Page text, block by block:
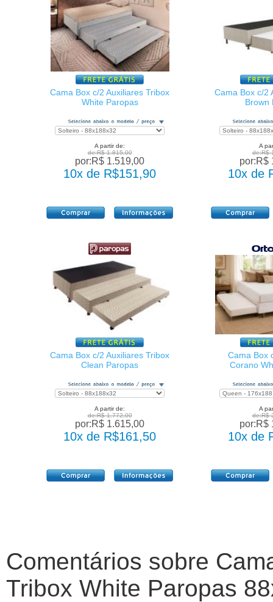
Cama Box c/2 Auxiliares Tribox
White Paropas
A partir de:
de:R$ 1.815,00
por:R$ 1.519,00
10x de R$151,90
Cama Box c/2
Brown
A
de:R$
por:R$
10x de
Cama Box c/2 Auxiliares Tribox
Clean Paropas
A partir de:
de:R$ 1.772,00
por:R$ 1.615,00
10x de R$161,50
Cama Box
Corano
A
de:R$
por:R$
10x de
Comentários sobre
Tribox White Paropas